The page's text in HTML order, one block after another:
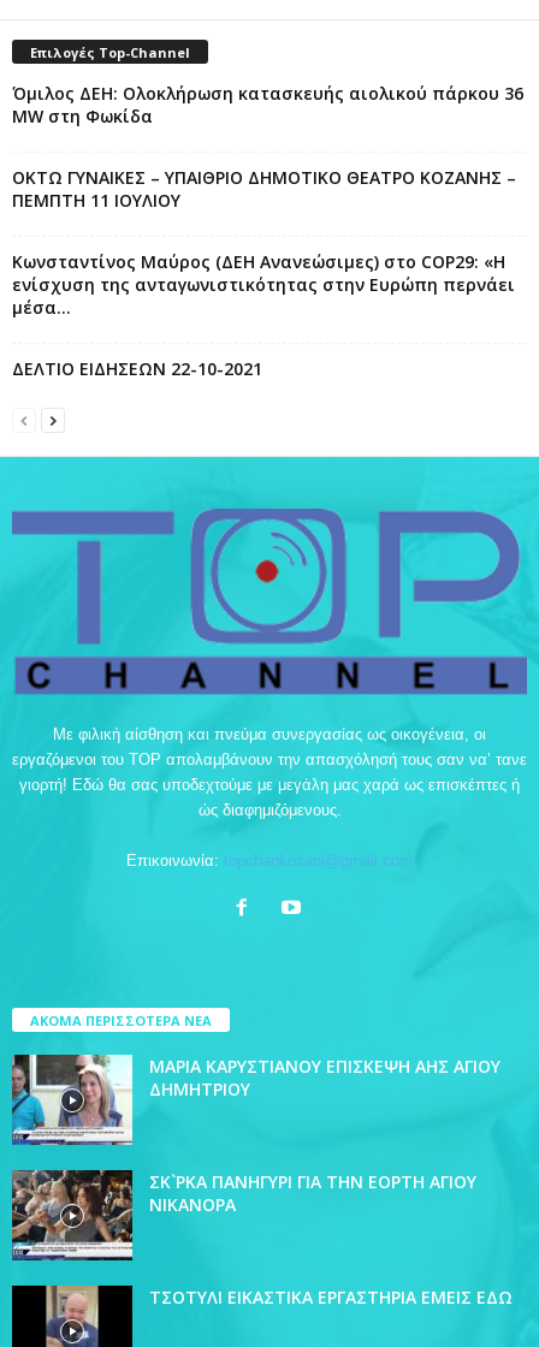
Επιλογές Top-Channel
Όμιλος ΔΕΗ: Ολοκλήρωση κατασκευής αιολικού πάρκου 36
MW στη Φωκίδα
ΟΚΤΩ ΓΥΝΑΙΚΕΣ – ΥΠΑΙΘΡΙΟ ΔΗΜΟΤΙΚΟ ΘΕΑΤΡΟ ΚΟΖΑΝΗΣ –
ΠΕΜΠΤΗ 11 ΙΟΥΛΙΟΥ
Κωνσταντίνος Μαύρος (ΔΕΗ Ανανεώσιμες) στο COP29: «Η
ενίσχυση της ανταγωνιστικότητας στην Ευρώπη περνάει
μέσα...
ΔΕΛΤΙΟ ΕΙΔΗΣΕΩΝ 22-10-2021
Με φιλική αίσθηση και πνεύμα συνεργασίας ως οικογένεια, οι
εργαζόμενοι του TOP απολαμβάνουν την απασχόλησή τους σαν να’ τανε
γιορτή! Εδώ θα σας υποδεχτούμε με μεγάλη μας χαρά ως επισκέπτες ή
ώς διαφημιζόμενους.
Επικοινωνία: topchankozani@gmail.com
ΑΚΟΜΑ ΠΕΡΙΣΣΟΤΕΡΑ ΝΕΑ
ΜΑΡΙΑ ΚΑΡΥΣΤΙΑΝΟΥ ΕΠΙΣΚΕΨΗ ΑΗΣ ΑΓΙΟΥ
ΔΗΜΗΤΡΙΟΥ
ΣΚ`ΡΚΑ ΠΑΝΗΓΥΡΙ ΓΙΑ ΤΗΝ ΕΟΡΤΗ ΑΓΙΟΥ
ΝΙΚΑΝΟΡΑ
ΤΣΟΤΥΛΙ ΕΙΚΑΣΤΙΚΑ ΕΡΓΑΣΤΗΡΙΑ ΕΜΕΙΣ ΕΔΩ